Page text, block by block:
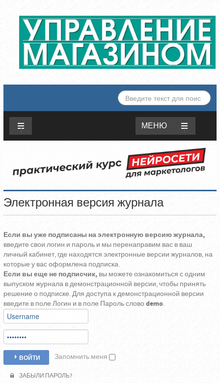
ИСКАТЬ...
МЕНЮ
Электронная версия журнала
Если вы уже подписаны на электронную версию журнала,
введите свои логин и пароль и мы перенаправим вас в ваш
личный кабинет, где находятся электронные версии журналов, на
которые у вас оформлена подписка.
Если вы еще не подписчик, вы можете ознакомиться с одним
выпуском журнала в демонстрационной версии, чтобы принять
решение о подписке. Для доступа к демонстрационной версии
введите в поле Логин и в поле Пароль словоdemo.
ВОЙТИ Запомнить меня
ЗАБЫЛИ ПАРОЛЬ?